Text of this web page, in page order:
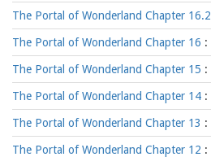
The Portal of Wonderland Chapter 16.2
The Portal of Wonderland Chapter 16 :
The Portal of Wonderland Chapter 15 :
The Portal of Wonderland Chapter 14 :
The Portal of Wonderland Chapter 13 :
The Portal of Wonderland Chapter 12 :